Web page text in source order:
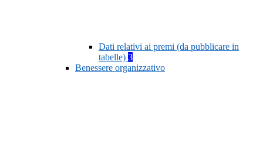
Dati relativi ai premi (da pubblicare in
tabelle) 3
Benessere organizzativo